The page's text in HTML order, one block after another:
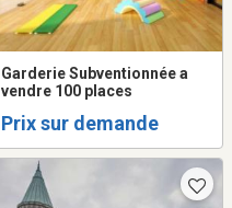
Garderie Subventionnée a
vendre 100 places
Prix sur demande